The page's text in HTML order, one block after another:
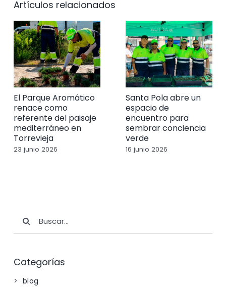
Artículos relacionados
El Parque Aromático
renace como
referente del paisaje
mediterráneo en
Torrevieja
23 junio 2026
Santa Pola abre un
espacio de
encuentro para
sembrar conciencia
verde
16 junio 2026
Categorías
blog